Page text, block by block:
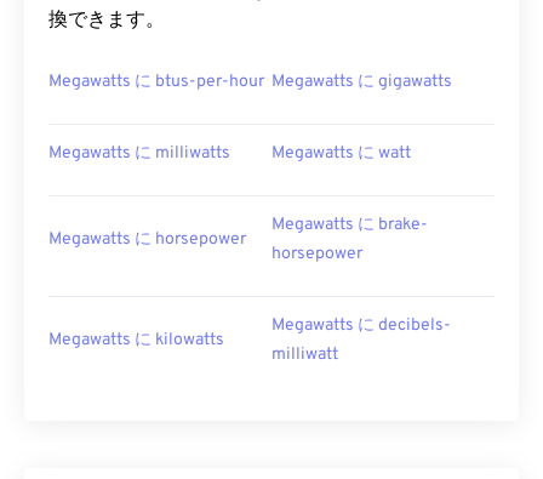
換できます。
Megawatts に btus-per-hour Megawatts に gigawatts
Megawatts に milliwatts Megawatts に watt
Megawatts に horsepower
Megawatts に brake-
horsepower
Megawatts に kilowatts
Megawatts に decibels-
milliwatt